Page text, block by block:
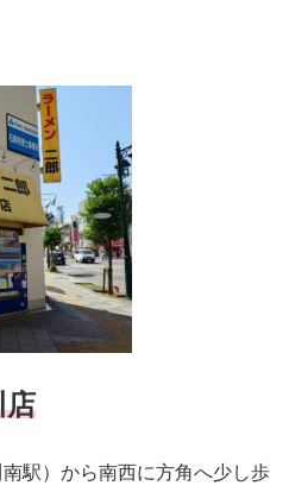
店
駅）から南西に方角へ少し歩